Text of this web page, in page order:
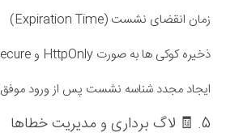
زمان انقضای نشست (Expiration Time)
ذخیره کوکی ها به صورت HttpOnly و Secure
ایجاد مجدد شناسه نشست پس از ورود موفق
5. 🧾 لاگ برداری و مدیریت خطاها